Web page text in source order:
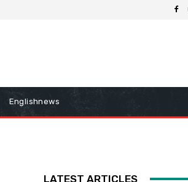
Englishnews
LATEST ARTICLES